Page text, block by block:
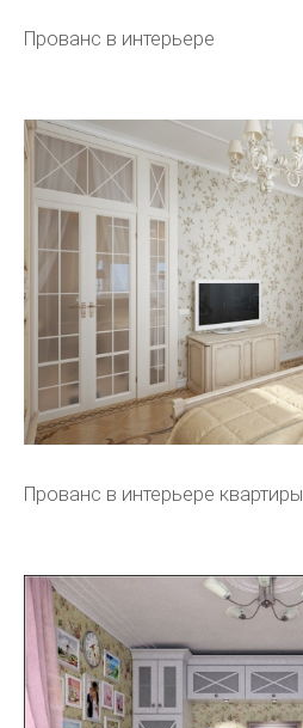
Прованс в интерьере
Прованс в интерьере квартиры